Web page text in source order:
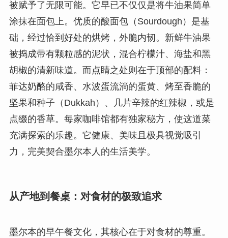
被赋予了无限可能。它早已不仅仅是将牛油果简单
涂抹在面包上。优质的酸面包（Sourdough）是基
础，经过恰到好处的烘烤，外脆内韧。新鲜牛油果
被捣成带有颗粒感的泥状，混合柠檬汁、海盐和黑
胡椒的清新味道。而点睛之处则在于顶部的配料：
菲达奶酪的咸香、水波蛋流淌的蛋黄、烤至香脆的
坚果和种子（Dukkah）、几片辛辣的红辣椒，或是
点缀的香草。每家咖啡馆都有独家秘方，使这道菜
充满探索的乐趣。它健康、美味且极具视觉吸引
力，完美契合墨尔本人的生活美学。
从产地到餐桌：对食材的极致追求
墨尔本的早午餐文化，其核心在于对食材的尊重。